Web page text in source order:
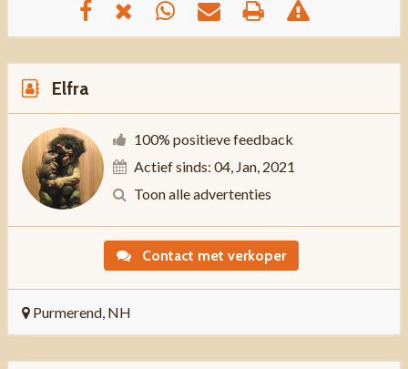
Elfra
100% positieve feedback
Actief sinds: 04, Jan, 2021
Toon alle advertenties
Contact met verkoper
Purmerend, NH